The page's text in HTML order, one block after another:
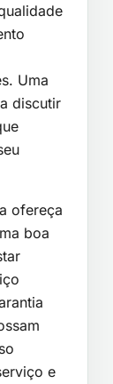
Uma
discutir
ofereça
boa
e